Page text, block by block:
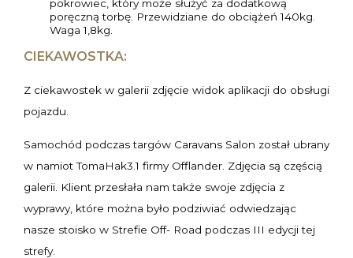
pokrowiec, który może służyć za dodatkową
poręczną torbę. Przewidziane do obciążeń 140kg.
Waga 1,8kg.
CIEKAWOSTKA:
Z ciekawostek w galerii zdjęcie widok aplikacji do obsługi
pojazdu.
Samochód podczas targów Caravans Salon został ubrany
w namiot TomaHak3.1 firmy Offlander. Zdjęcia są częścią
galerii. Klient przesłała nam także swoje zdjęcia z
wyprawy, które można było podziwiać odwiedzając
nasze stoisko w Strefie Off- Road podczas III edycji tej
strefy.